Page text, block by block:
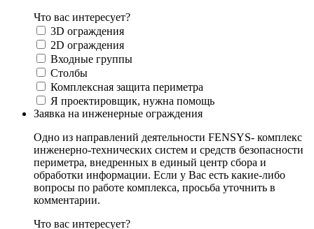
Что вас интересует?
3D ограждения
2D ограждения
Входные группы
Столбы
Комплексная защита периметра
Я проектировщик, нужна помощь
Заявка на инженерные ограждения
Одно из направлений деятельности FENSYS- комплекс
инженерно-технических систем и средств безопасности
периметра, внедренных в единый центр сбора и
обработки информации. Если у Вас есть какие-либо
вопросы по работе комплекса, просьба уточнить в
комментарии.
Что вас интересует?